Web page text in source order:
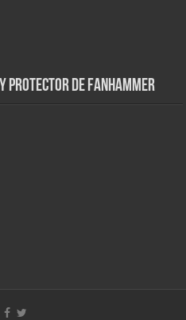
Protector de FanHammer